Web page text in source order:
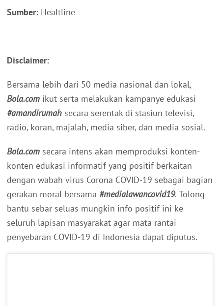
Sumber: Healtline
Disclaimer:
Bersama lebih dari 50 media nasional dan lokal,
Bola.com ikut serta melakukan kampanye edukasi
#amandirumah secara serentak di stasiun televisi,
radio, koran, majalah, media siber, dan media sosial.
Bola.com secara intens akan memproduksi konten-
konten edukasi informatif yang positif berkaitan
dengan wabah virus Corona COVID-19 sebagai bagian
gerakan moral bersama #medialawancovid19. Tolong
bantu sebar seluas mungkin info positif ini ke
seluruh lapisan masyarakat agar mata rantai
penyebaran COVID-19 di Indonesia dapat diputus.